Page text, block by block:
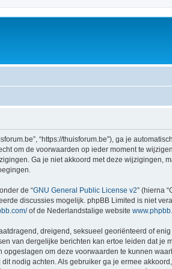
“https://thuisforum.be”), ga je
om de voorwaarden op ieder moment te
Ga je niet akkoord met deze wijzigingen,
de “GNU General Public License v2” (hierna
discussies mogelijk. phpBB Limited is niet
of de Nederlandstalige website
dreigend, seksueel georiënteerd of
van dergelijke berichten kan ertoe leiden dat
om deze voorwaarden te kunnen
nodig achten. Als gebruiker ga je ermee